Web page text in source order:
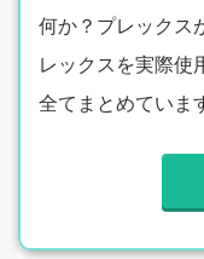
何か？プレックス
レックスを実際使
全てまとめていま